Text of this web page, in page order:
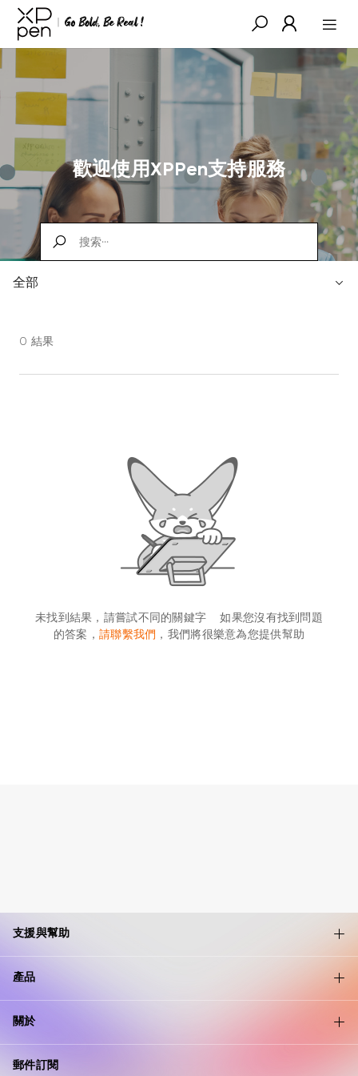
歡迎使用XPPen支持服務
全部
0 結果
未找到結果，請嘗試不同的關鍵字 如果您沒有找到問題
的答案，請聯繫我們 ，我們將很樂意為您提供幫助
支援與幫助
產品
關於
郵件訂閱